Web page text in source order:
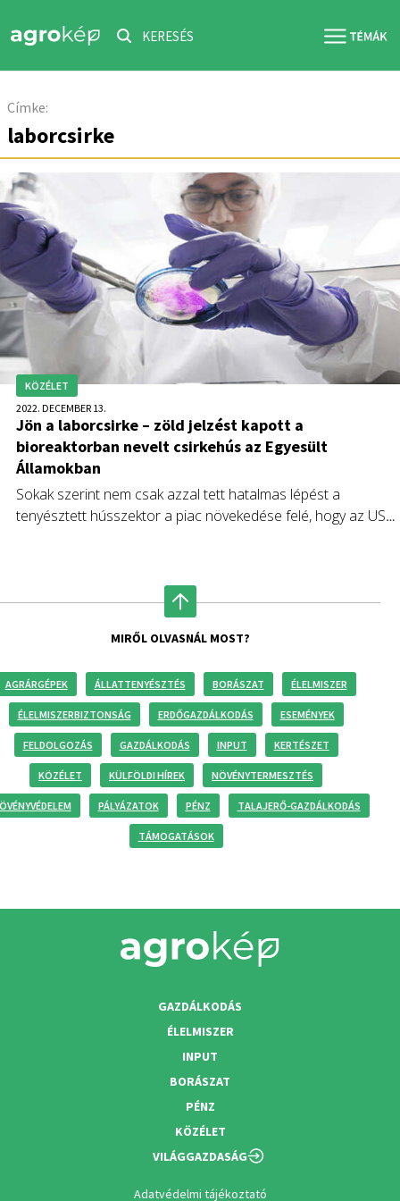
KERESÉS
Címke:
laborcsirke
KÖZÉLET
2022. DECEMBER 13.
Jön a laborcsirke – zöld jelzést kapott a
bioreaktorban nevelt csirkehús az Egyesült
Államokban
Sokak szerint nem csak azzal tett hatalmas lépést a
tenyésztett hússzektor a piac növekedése felé, hogy az USA
biztonságosan fogyasztható, hanem azzal is, hogy ők az
elsők, akik ezt „nincs több kérdésünk” megjegyzéssel kapták
meg – írja cikkében Fórián Zoltán, az Erste Agrár
MIRŐL OLVASNÁL MOST?
AGRÁRGÉPEK ÁLLATTENYÉSZTÉS BORÁSZAT ÉLELMISZER
ÉLELMISZERBIZTONSÁG ERDŐGAZDÁLKODÁS ESEMÉNYEK
FELDOLGOZÁS GAZDÁLKODÁS INPUT KERTÉSZET
KÖZÉLET KÜLFÖLDI HÍREK NÖVÉNYTERMESZTÉS
PÁLYÁZATOK PÉNZ TALAJERŐ-GAZDÁLKODÁS
TÁMOGATÁSOK
GAZDÁLKODÁS
ÉLELMISZER
INPUT
BORÁSZAT
PÉNZ
KÖZÉLET
VILÁGGAZDASÁG
Adatvédelmi tájékoztató